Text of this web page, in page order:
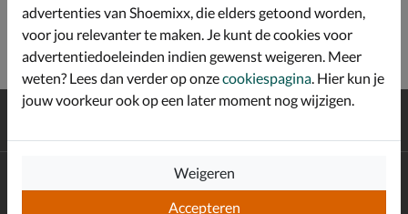
Gratisverzending en retour*
Schrijf je in voor de Shoemixx nieuwsbrief en ontvang €10,-
advertenties van Shoemixx, die elders getoond worden,
voor jou relevanter te maken. Je kunt de cookies voor
advertentiedoeleinden indien gewenst weigeren. Meer
weten? Lees dan verder op onzecookiespagina. Hier kun je
jouw voorkeur ook op een later moment nog wijzigen.
Accepteren
Weigeren